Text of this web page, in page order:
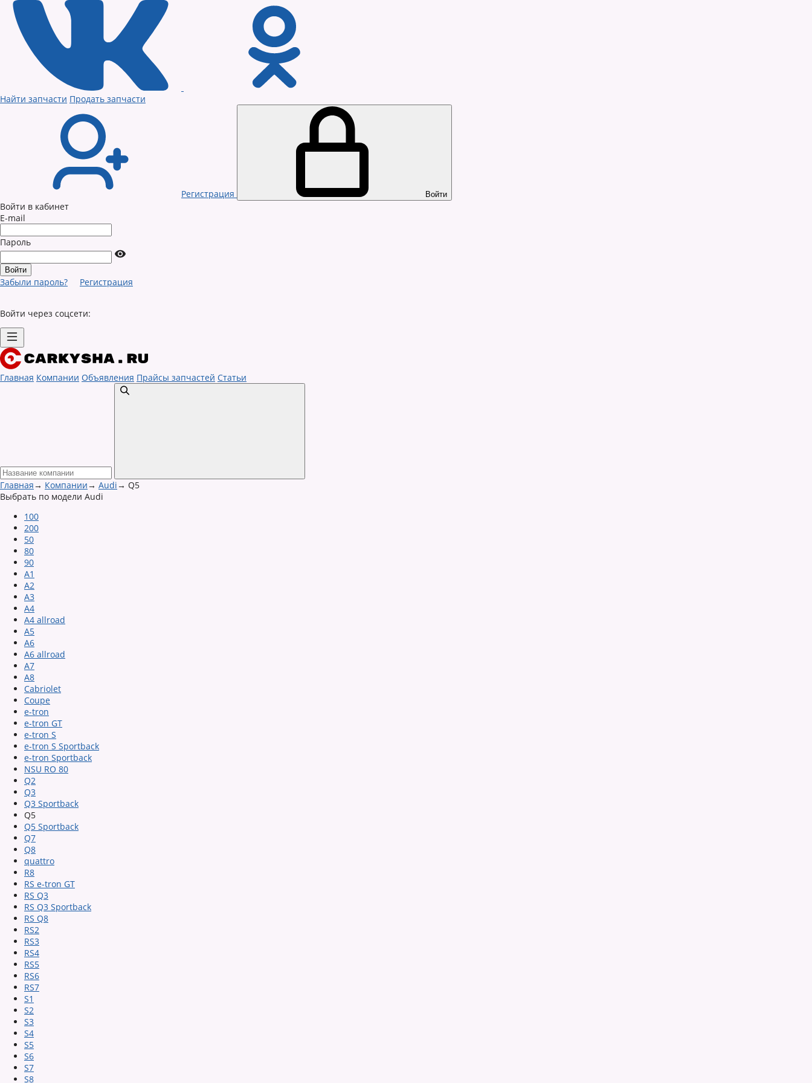
Найти запчасти Продать запчасти
Регистрация Войти
Войти в кабинет
E-mail
Пароль
Забыли пароль? Регистрация
Войти через соцсети:
Главная Компании Объявления Прайсы запчастей Статьи
Главная→ Компании→ Audi→ Q5
Выбрать по модели Audi
100
200
50
80
90
A1
A2
A3
A4
A4 allroad
A5
A6
A6 allroad
A7
A8
Cabriolet
Coupe
e-tron
e-tron GT
e-tron S
e-tron S Sportback
e-tron Sportback
NSU RO 80
Q2
Q3
Q3 Sportback
Q5
Q5 Sportback
Q7
Q8
quattro
R8
RS e-tron GT
RS Q3
RS Q3 Sportback
RS Q8
RS2
RS3
RS4
RS5
RS6
RS7
S1
S2
S3
S4
S5
S6
S7
S8